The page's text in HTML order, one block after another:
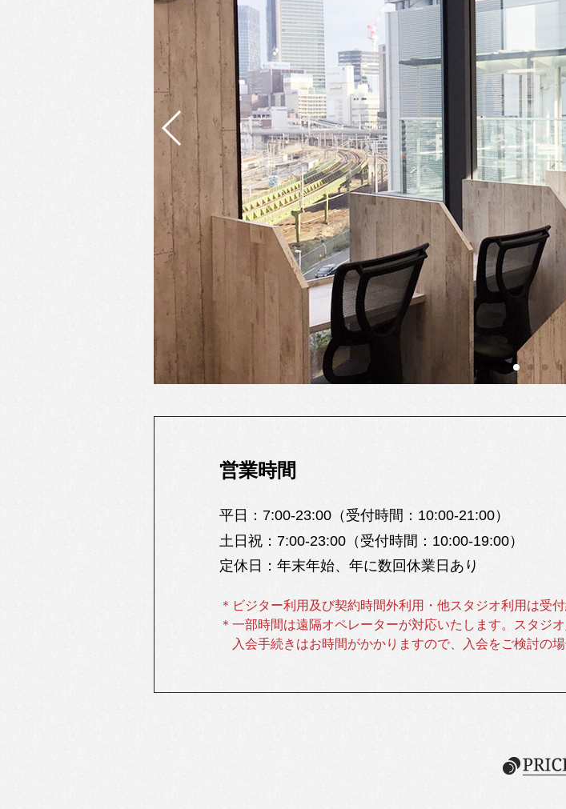
営業時間
平日： 7:00-23:00 （受付時間：10:00-21:00）
土日祝： 7:00-23:00 （受付時間：10:00-19:00）
定休日： 年末年始、年に数回休業日あり
＊ビジター利用及び契約時間外利用・他スタジオ利用は受
＊一部時間は遠隔オペレーターが対応いたします。スタジ
入会手続きはお時間がかかりますので、入会をご検討の